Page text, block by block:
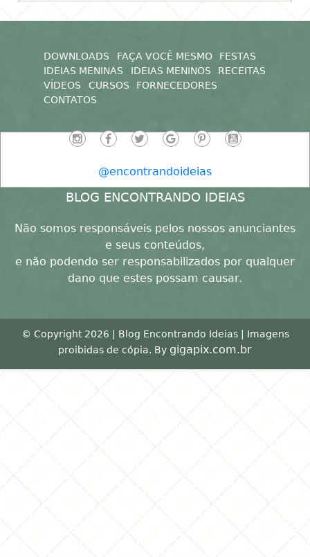
DOWNLOADS FAÇA VOCÊ MESMO
FESTAS
IDEIAS MENINAS
IDEIAS MENINOS
RECEITAS
VÍDEOS
CURSOS
FORNECEDORES
CONTATOS
@encontrandoideias
BLOG ENCONTRANDO IDEIAS
Não somos responsáveis pelos nossos anunciantes
e seus conteúdos,
e não podendo ser responsabilizados por qualquer
dano que estes possam causar.
© Copyright 2026 | Blog Encontrando Ideias | Imagens
proibidas de cópia. By gigapix.com.br